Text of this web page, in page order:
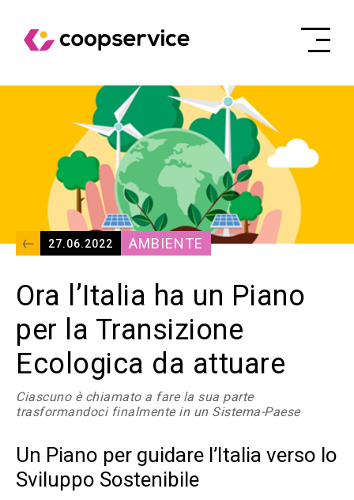
27.06.2022 AMBIENTE
Ora l’Italia ha un Piano
per la Transizione
Ecologica da attuare
Ciascuno è chiamato a fare la sua parte
trasformandoci finalmente in un Sistema-Paese
Un Piano per guidare l’Italia verso lo
Sviluppo Sostenibile